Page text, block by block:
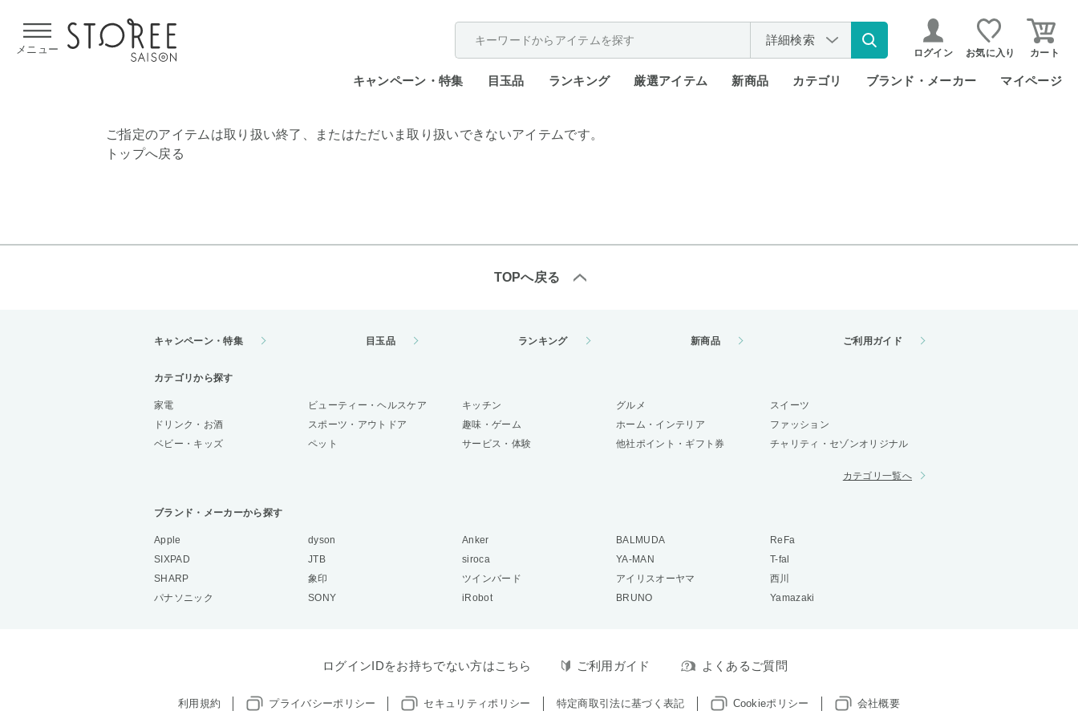
メニュー
詳細検索
ログイン お気に入り カート
キャンペーン・特集 目玉品 ランキング 厳選アイテム 新商品 カテゴリ ブランド・メーカー マイページ
ご指定のアイテムは取り扱い終了、またはただいま取り扱いできないアイテムです。
トップへ戻る
TOPへ戻る
キャンペーン・特集 目玉品 ランキング 新商品 ご利用ガイド
カテゴリから探す
家電 ビューティー・ヘルスケア キッチン グルメ
スイーツ
ドリンク・お酒
スポーツ・アウトドア 趣味・ゲーム ホーム・インテリア
ファッション
ベビー・キッズ
ペット サービス・体験 他社ポイント・ギフト券 チャリティ・セゾンオリジナル
カテゴリ一覧へ
ブランド・メーカーから探す
Apple dyson Anker BALMUDA
ReFa
SIXPAD
JTB siroca YA-MAN
T-fal
SHARP
象印 ツインバード アイリスオーヤマ
西川
パナソニック
SONY iRobot BRUNO Yamazaki
ログインIDをお持ちでない方はこちら ご利用ガイド よくあるご質問
利用規約 プライバシーポリシー セキュリティポリシー 特定商取引法に基づく表記 Cookieポリシー 会社概要